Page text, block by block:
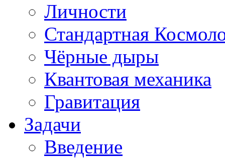
Личности
Стандартная
Чёрные дыры
Квантовая механика
Гравитация
Задачи
Введение